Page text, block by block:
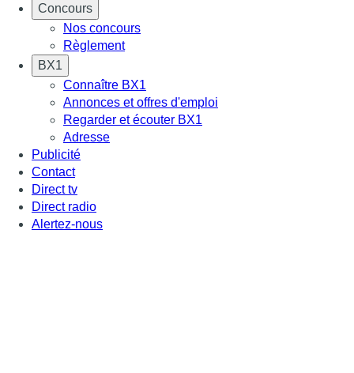
Concours
Nos concours
Règlement
BX1
Connaître BX1
Annonces et offres d'emploi
Regarder et écouter BX1
Adresse
Publicité
Contact
Direct tv
Direct radio
Alertez-nous